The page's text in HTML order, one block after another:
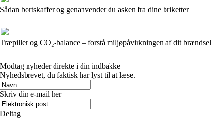
Sådan bortskaffer og genanvender du asken fra dine briketter
Træpiller og CO₂-balance – forstå miljøpåvirkningen af dit brændsel
Modtag nyheder direkte i din indbakke
Nyhedsbrevet, du faktisk har lyst til at læse.
Skriv din e-mail her
Deltag